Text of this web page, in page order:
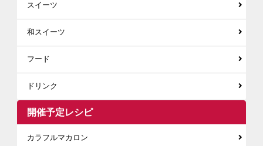
スイーツ
和スイーツ
フード
ドリンク
開催予定レシピ
カラフルマカロン